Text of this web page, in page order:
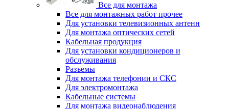
Все для монтажа
Все для монтажных работ прочее
Для установки телевизионных антенн
Для монтажа оптических сетей
Кабельная продукция
Для установки кондиционеров и
обслуживания
Разъемы
Для монтажа телефонии и СКС
Для электромонтажа
Кабельные системы
Для монтажа видеонаблюдения